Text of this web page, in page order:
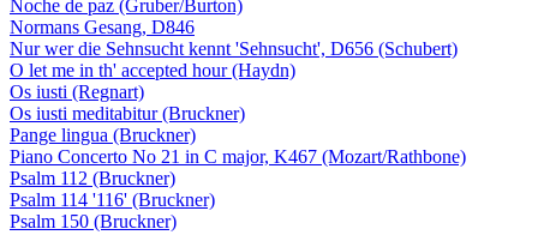
Noche de paz (Gruber/Burton)
Normans Gesang, D846
Nur wer die Sehnsucht kennt 'Sehnsucht', D656 (Schubert)
O let me in th' accepted hour (Haydn)
Os iusti (Regnart)
Os iusti meditabitur (Bruckner)
Pange lingua (Bruckner)
Piano Concerto No 21 in C major, K467 (Mozart/Rathbone)
Psalm 112 (Bruckner)
Psalm 114 '116' (Bruckner)
Psalm 150 (Bruckner)